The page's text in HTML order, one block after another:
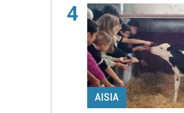
4
AISIA